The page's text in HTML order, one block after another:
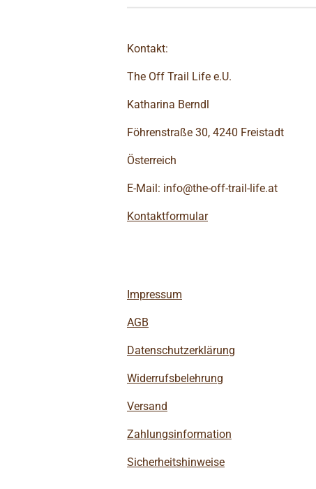
Kontakt:
The Off Trail Life e.U.
Katharina Berndl
Föhrenstraße 30, 4240 Freistadt
Österreich
E-Mail: info@the-off-trail-life.at
Kontaktformular
Impressum
AGB
Datenschutzerklärung
Widerrufsbelehrung
Versand
Zahlungsinformation
Sicherheitshinweise